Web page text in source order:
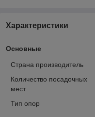
Характеристики
Основные
Страна производитель
Количество посадочных
мест
Тип опор